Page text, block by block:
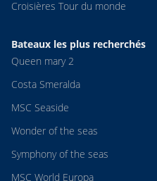
Croisières Tour du monde
Bateaux les plus recherchés
Queen mary 2
Costa Smeralda
MSC Seaside
Wonder of the seas
Symphony of the seas
MSC World Europa